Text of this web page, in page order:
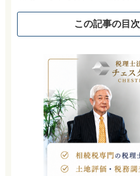
この記事の目次